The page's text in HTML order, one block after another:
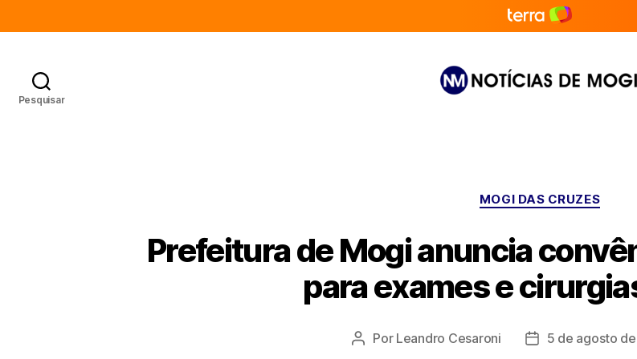
Pesquisar
Categorias
MOGI DAS CRUZES
Prefeitura de Mogi anuncia
para exames e
Autor
Por Leandro Cesaroni
Data5 de agosto